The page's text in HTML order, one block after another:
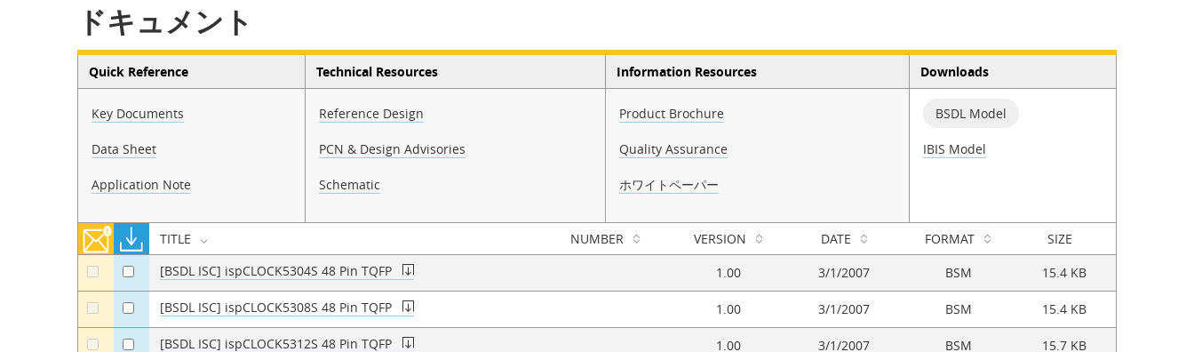
ドキュメント
Quick Reference
Key Documents
Data Sheet
Application Note
Technical Resources
Reference Design
PCN & Design Advisories
Schematic
Information Resources
Product Brochure
Quality Assurance
ホワイトペーパー
Downloads
BSDL Model
IBIS Model
TITLE NUMBER VERSION DATE FORMAT
SIZE
a
a [BSDL ISC] ispCLOCK5304S 48 Pin TQFP 1.00 3/1/2007 BSM 15.4 KB
a a [BSDL ISC] ispCLOCK5308S 48 Pin TQFP 1.00 3/1/2007 BSM 15.4 KB
a a [BSDL ISC] ispCLOCK5312S 48 Pin TQFP 1.00 3/1/2007 BSM 15.7 KB